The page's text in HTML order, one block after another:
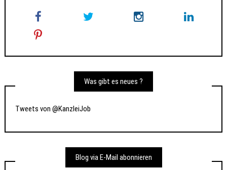
Was gibt es neues ?
Tweets von @KanzleiJob
Blog via E-Mail abonnieren